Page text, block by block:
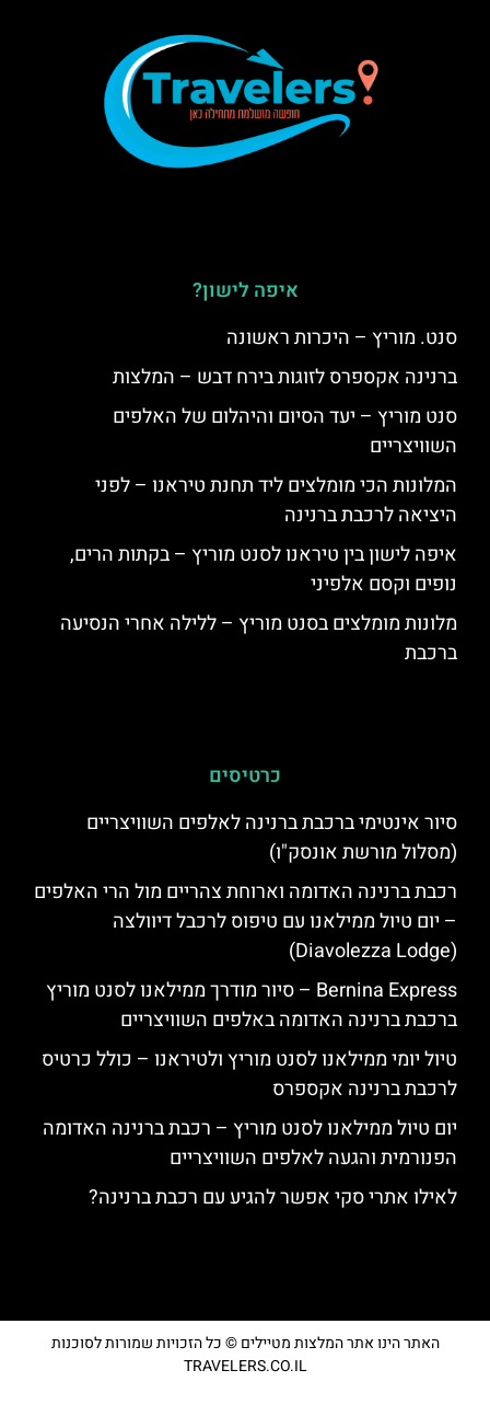
איפה לישון?
סנט. מוריץ – היכרות ראשונה
ברנינה אקספרס לזוגות בירח דבש – המלצות
סנט מוריץ – יעד הסיום והיהלום של האלפים
השוויצריים
המלונות הכי מומלצים ליד תחנת טיראנו – לפני
היציאה לרכבת ברנינה
איפה לישון בין טיראנו לסנט מוריץ – בקתות הרים,
נופים וקסם אלפיני
מלונות מומלצים בסנט מוריץ – ללילה אחרי הנסיעה
ברכבת
כרטיסים
סיור אינטימי ברכבת ברנינה לאלפים השוויצריים
(מסלול מורשת אונסק"ו)
רכבת ברנינה האדומה וארוחת צהריים מול הרי האלפים
– יום טיול ממילאנו עם טיפוס לרכבל דיוולצה
(Diavolezza Lodge)
Bernina Express – סיור מודרך ממילאנו לסנט מוריץ
ברכבת ברנינה האדומה באלפים השוויצריים
טיול יומי ממילאנו לסנט מוריץ ולטיראנו – כולל כרטיס
לרכבת ברנינה אקספרס
יום טיול ממילאנו לסנט מוריץ – רכבת ברנינה האדומה
הפנורמית והגעה לאלפים השוויצריים
לאילו אתרי סקי אפשר להגיע עם רכבת ברנינה?
האתר הינו אתר המלצות מטיילים © כל הזכויות שמורות לסוכנות
TRAVELERS.CO.IL